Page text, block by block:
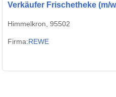
Verkäufer Frischetheke (m/
Himmelkron, 95502
Firma:REWE